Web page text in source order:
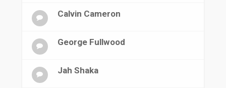
Calvin Cameron
George Fullwood
Jah Shaka